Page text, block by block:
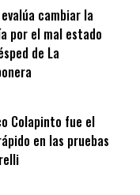
cambiar la
por el mal estado
de La
Colapinto fue el
en las pruebas